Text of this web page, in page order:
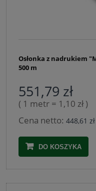
Osłonka z nadrukiem
500 m
551,79 zł
( 1 metr = 1,10 zł )
Cena netto: 448,61 zł
DO KOSZYKA